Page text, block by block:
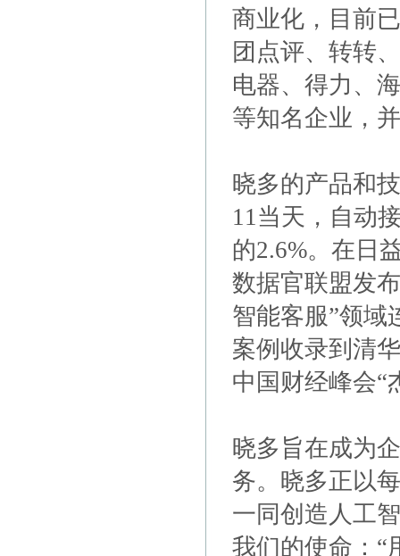
商业化，目前
团点评、转转
电器、得力、
等知名企业，
晓多的产品和
11当天，自动
的2.6%。在日
数据官联盟发
智能客服”领域
案例收录到清
中国财经峰会“
晓多旨在成为
务。晓多正以
一同创造人工
我们的使命：“